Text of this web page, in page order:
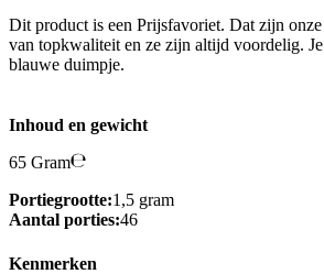
Dit product is een Prijsfavoriet. Dat zijn
van topkwaliteit en ze zijn altijd voordelig.
blauwe duimpje.
Inhoud en gewicht
65 Gram
Portiegrootte:1,5 gram
Aantal porties:46
Kenmerken